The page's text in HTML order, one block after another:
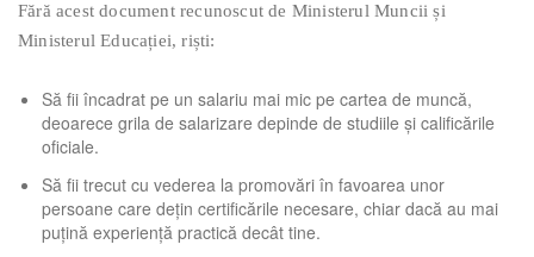
Fără acest document recunoscut de Ministerul Muncii și
Ministerul Educației, riști:
Să fii încadrat pe un salariu mai mic pe cartea de muncă,
deoarece grila de salarizare depinde de studiile și calificările
oficiale.
Să fii trecut cu vederea la promovări în favoarea unor
persoane care dețin certificările necesare, chiar dacă au mai
puțină experiență practică decât tine.